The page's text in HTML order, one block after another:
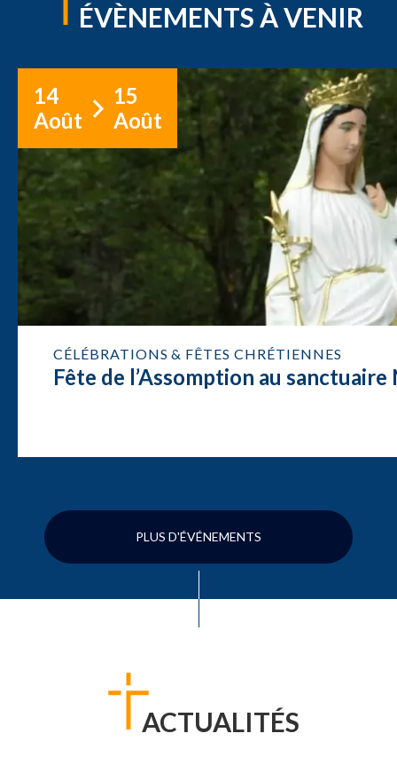
ÉVÈNEMENTS À VENIR
14
Août
15
Août
CÉLÉBRATIONS & FÊTES CHRÉTIENNES
Fête de l’Assomption au
PLUS D'ÉVÉNEMENTS
ACTUALITÉS